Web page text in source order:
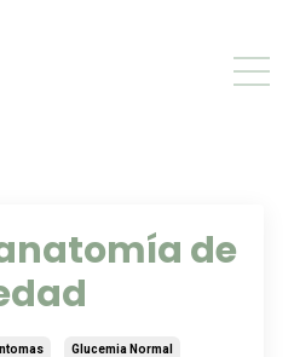
de
Glucemia Normal